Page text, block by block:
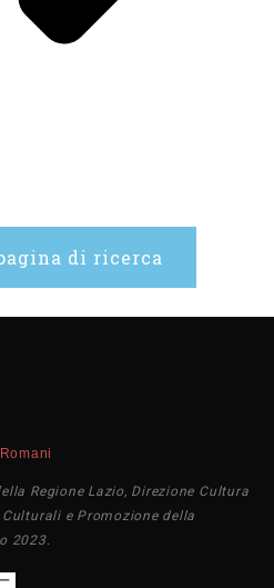
di ricerca
Regione Lazio, Direzione Cultura
e Promozione della
2023.